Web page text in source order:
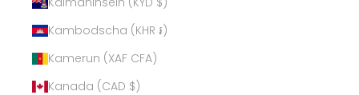
Kambodscha (KHR ៛)
Kamerun (XAF CFA)
Kanada (CAD $)